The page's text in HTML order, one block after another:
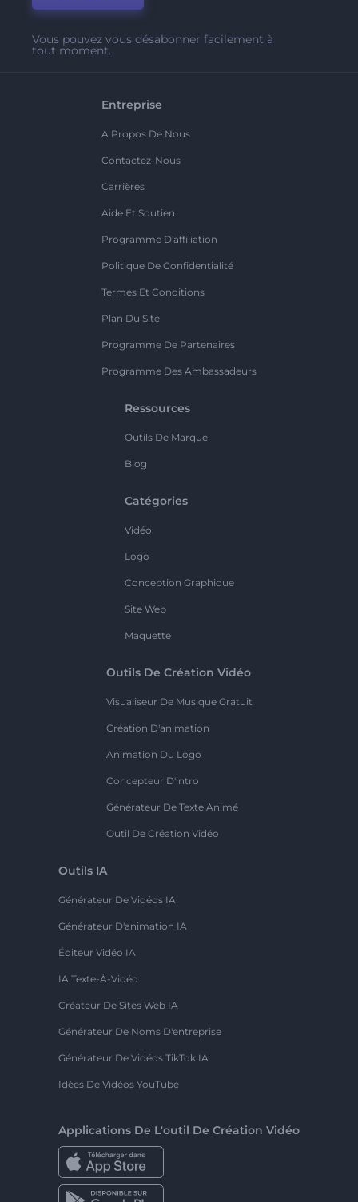
Vous pouvez vous désabonner facilement à
tout moment.
Entreprise
A Propos De Nous
Contactez-Nous
Carrières
Aide Et Soutien
Programme D'affiliation
Politique De Confidentialité
Termes Et Conditions
Plan Du Site
Programme De Partenaires
Programme Des Ambassadeurs
Ressources
Outils De Marque
Blog
Catégories
Vidéo
Logo
Conception Graphique
Site Web
Maquette
Outils De Création Vidéo
Visualiseur De Musique Gratuit
Création D'animation
Animation Du Logo
Concepteur D'intro
Générateur De Texte Animé
Outil De Création Vidéo
Outils IA
Générateur De Vidéos IA
Générateur D'animation IA
Éditeur Vidéo IA
IA Texte-À-Vidéo
Créateur De Sites Web IA
Générateur De Noms D'entreprise
Générateur De Vidéos TikTok IA
Idées De Vidéos YouTube
Applications De L'outil De Création Vidéo